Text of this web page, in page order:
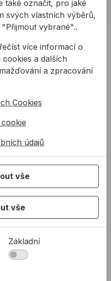
také označit, pro jaké
svých vlastních výběrů,
vybrané"..
více informací o
a dalších
a zpracování
Cookies
údajů
vše
vše
Základní